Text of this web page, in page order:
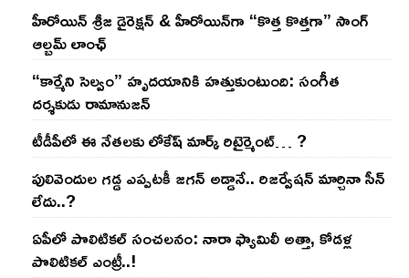
హీరోయిన్ శ్రీజ డైరెక్ష‌న్ & హీరోయిన్‌గా “కొత్త కొత్తగా” సాంగ్
ఆల్బమ్ లాంఛ్
“కార్మేని సెల్వం” హృదయానికి హత్తుకుంటుంది: సంగీత
దర్శకుడు రామానుజన్
టీడీపీలో ఈ నేత‌ల‌కు లోకేష్ మార్క్ రిటైర్మెంట్‌… ?
పులివెందుల గ‌డ్డ ఎప్ప‌ట‌కీ జ‌గ‌న్ అడ్డానే.. రిజ‌ర్వేష‌న్ మార్చినా సీన్
లేదు..?
ఏపీలో పొలిటిక‌ల్ సంచ‌ల‌నం: నారా ఫ్యామిలీ అత్తా, కోడ‌ళ్ల
పొలిటికల్ ఎంట్రీ..!